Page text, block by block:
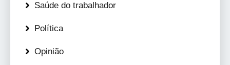
Saúde do trabalhador
Política
Opinião